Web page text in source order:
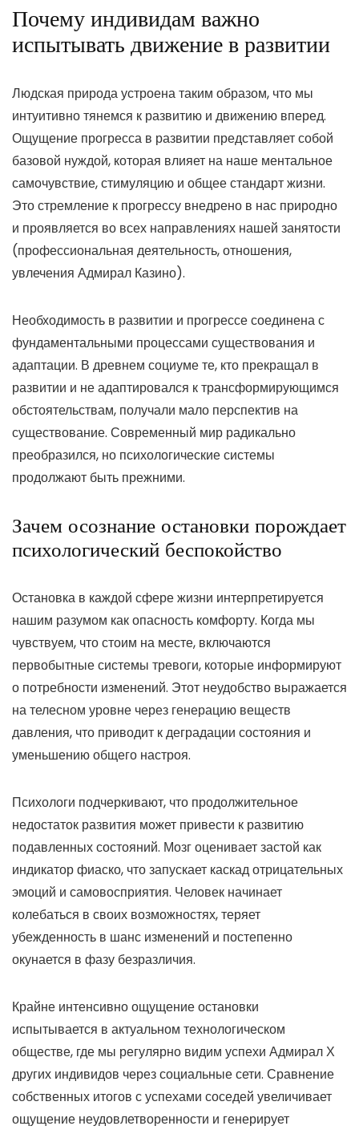
Почему индивидам важно
испытывать движение в развитии
Людская природа устроена таким образом, что мы
интуитивно тянемся к развитию и движению вперед.
Ощущение прогресса в развитии представляет собой
базовой нуждой, которая влияет на наше ментальное
самочувствие, стимуляцию и общее стандарт жизни.
Это стремление к прогрессу внедрено в нас природно
и проявляется во всех направлениях нашей занятости
(профессиональная деятельность, отношения,
увлечения Адмирал Казино).
Необходимость в развитии и прогрессе соединена с
фундаментальными процессами существования и
адаптации. В древнем социуме те, кто прекращал в
развитии и не адаптировался к трансформирующимся
обстоятельствам, получали мало перспектив на
существование. Современный мир радикально
преобразился, но психологические системы
продолжают быть прежними.
Зачем осознание остановки порождает
психологический беспокойство
Остановка в каждой сфере жизни интерпретируется
нашим разумом как опасность комфорту. Когда мы
чувствуем, что стоим на месте, включаются
первобытные системы тревоги, которые информируют
о потребности изменений. Этот неудобство выражается
на телесном уровне через генерацию веществ
давления, что приводит к деградации состояния и
уменьшению общего настроя.
Психологи подчеркивают, что продолжительное
недостаток развития может привести к развитию
подавленных состояний. Мозг оценивает застой как
индикатор фиаско, что запускает каскад отрицательных
эмоций и самовосприятия. Человек начинает
колебаться в своих возможностях, теряет
убежденность в шанс изменений и постепенно
окунается в фазу безразличия.
Крайне интенсивно ощущение остановки
испытывается в актуальном технологическом
обществе, где мы регулярно видим успехи Адмирал Х
других индивидов через социальные сети. Сравнение
собственных итогов с успехами соседей увеличивает
ощущение неудовлетворенности и генерирует